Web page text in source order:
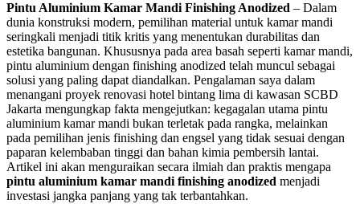
Pintu Aluminium Kamar Mandi Finishing Anodized – Dalam
dunia konstruksi modern, pemilihan material untuk kamar mandi
seringkali menjadi titik kritis yang menentukan durabilitas dan
estetika bangunan. Khususnya pada area basah seperti kamar mandi,
pintu aluminium dengan finishing anodized telah muncul sebagai
solusi yang paling dapat diandalkan. Pengalaman saya dalam
menangani proyek renovasi hotel bintang lima di kawasan SCBD
Jakarta mengungkap fakta mengejutkan: kegagalan utama pintu
aluminium kamar mandi bukan terletak pada rangka, melainkan
pada pemilihan jenis finishing dan engsel yang tidak sesuai dengan
paparan kelembaban tinggi dan bahan kimia pembersih lantai.
Artikel ini akan menguraikan secara ilmiah dan praktis mengapa
pintu aluminium kamar mandi finishing anodized menjadi
investasi jangka panjang yang tak terbantahkan.